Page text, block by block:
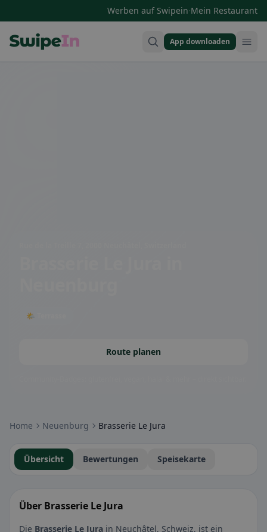
Werben auf Swipein·Mein Restaurant
App downloaden
🌤 Terrasse
Route planen
Home Neuenburg Brasserie Le Jura
Übersicht Bewertungen Speisekarte
Über Brasserie Le Jura
Die Brasserie Le Jura in Neuchâtel, Schweiz, ist ein